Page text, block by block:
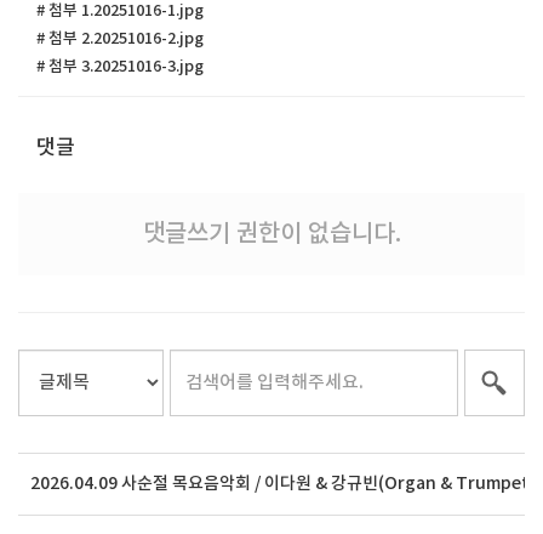
# 첨부 1.20251016-1.jpg
# 첨부 2.20251016-2.jpg
# 첨부 3.20251016-3.jpg
댓글
댓글쓰기 권한이 없습니다.
2026.04.09 사순절 목요음악회 / 이다원 & 강규빈(Organ & Trumpet)